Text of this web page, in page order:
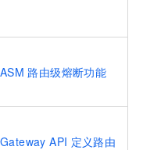
ASM 路由级熔断功能
Gateway API 定义路由